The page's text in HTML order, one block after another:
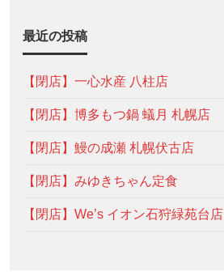
最近の投稿
【閉店】一心水産 八柱店
【閉店】博多もつ鍋 蟻月 札幌店
【閉店】鰻の成瀬 札幌伏古店
【閉店】みゆきちゃん定食
【閉店】We’s イオン石狩緑苑台店